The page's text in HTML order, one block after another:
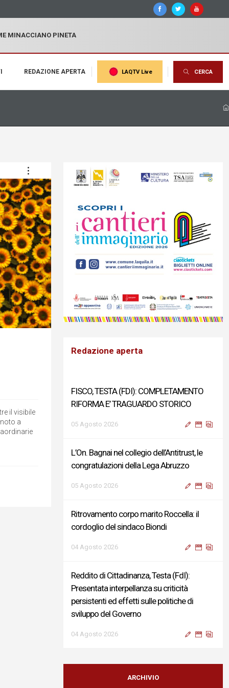
MINACCIANO PINETA
REDAZIONE APERTA LAQTV Live CERCA
il visibile
a
Redazione aperta
FISCO, TESTA (FDI): COMPLETAMENTO
RIFORMA E’ TRAGUARDO STORICO
05 Agosto 2026
L’On. Bagnai nel collegio dell’Antitrust, le
congratulazioni della Lega Abruzzo
05 Agosto 2026
Ritrovamento corpo marito Roccella: il
cordoglio del sindaco Biondi
04 Agosto 2026
Reddito di Cittadinanza, Testa (FdI):
Presentata interpellanza su criticità
persistenti ed effetti sulle politiche di
sviluppo del Governo
04 Agosto 2026
Sigismondi, Liris e Testa: “Profondo
cordoglio e vicinanza al Ministro Roccella e
ARCHIVIO